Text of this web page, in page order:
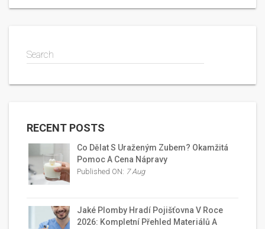
Search
RECENT POSTS
Co Dělat S Uraženým Zubem? Okamžitá
Pomoc A Cena Nápravy
Published ON: 7 Aug
Jaké Plomby Hradí Pojišťovna V Roce
2026: Kompletní Přehled Materiálů A